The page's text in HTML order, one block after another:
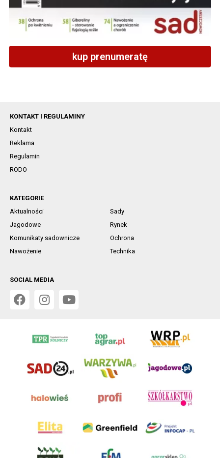
kup prenumeratę
KONTAKT I REGULAMINY
Kontakt
Reklama
Regulamin
RODO
KATEGORIE
Aktualności
Sady
Jagodowe
Rynek
Komunikaty sadownicze
Ochrona
Nawożenie
Technika
SOCIAL MEDIA